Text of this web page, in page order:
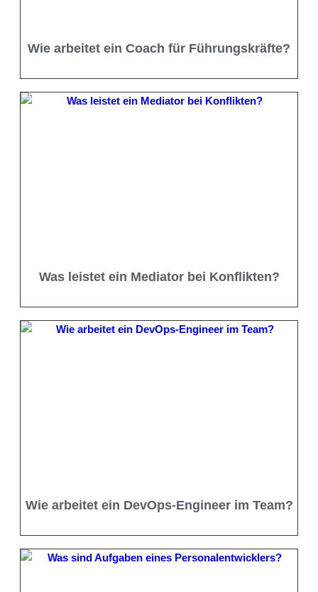
Wie arbeitet ein Coach für Führungskräfte?
Was leistet ein Mediator bei Konflikten?
Wie arbeitet ein DevOps-Engineer im Team?